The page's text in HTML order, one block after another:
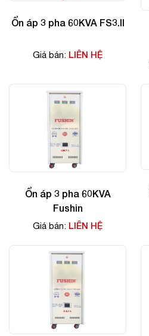
Ổn áp 3 pha 60KVA FS3.II
Giá bán: LIÊN HỆ
Ổn áp 3 pha 60KVA
Fushin
Giá bán: LIÊN HỆ